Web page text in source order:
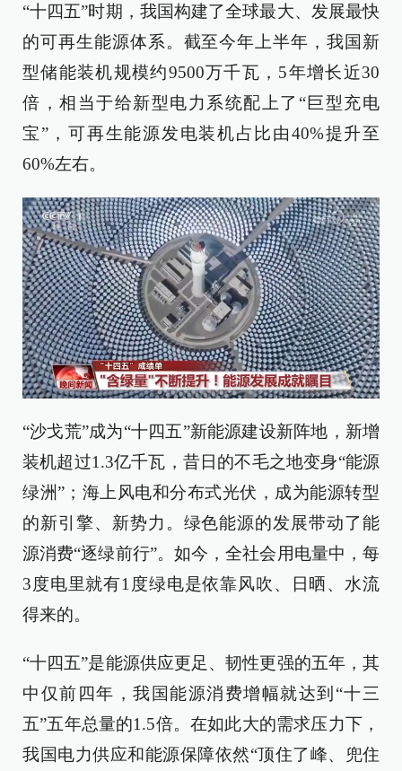
“十四五”时期，我国构建了全球最大、发展最快
的可再生能源体系。截至今年上半年，我国新
型储能装机规模约9500万千瓦，5年增长近30
倍，相当于给新型电力系统配上了“巨型充电
宝”，可再生能源发电装机占比由40%提升至
60%左右。
“沙戈荒”成为“十四五”新能源建设新阵地，新增
装机超过1.3亿千瓦，昔日的不毛之地变身“能源
绿洲”；海上风电和分布式光伏，成为能源转型
的新引擎、新势力。绿色能源的发展带动了能
源消费“逐绿前行”。如今，全社会用电量中，每
3度电里就有1度绿电是依靠风吹、日晒、水流
得来的。
“十四五”是能源供应更足、韧性更强的五年，其
中仅前四年，我国能源消费增幅就达到“十三
五”五年总量的1.5倍。在如此大的需求压力下，
我国电力供应和能源保障依然“顶住了峰、兜住